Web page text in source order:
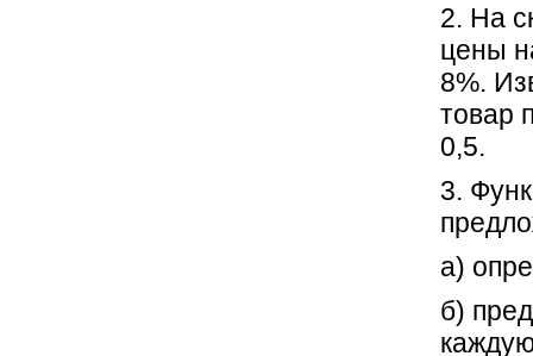
2. На
цены
8%.
товар
0,5.
3.
а)
б)